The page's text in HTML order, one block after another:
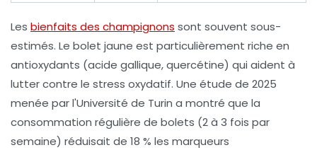
Les bienfaits des champignons sont souvent sous-
estimés. Le bolet jaune est particulièrement riche en
antioxydants (acide gallique, quercétine) qui aident à
lutter contre le stress oxydatif. Une étude de 2025
menée par l'Université de Turin a montré que la
consommation régulière de bolets (2 à 3 fois par
semaine) réduisait de 18 % les marqueurs